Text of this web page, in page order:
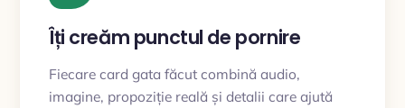
Îți creăm punctul de pornire
Fiecare card gata făcut combină audio,
imagine, propoziție reală și detalii care ajută